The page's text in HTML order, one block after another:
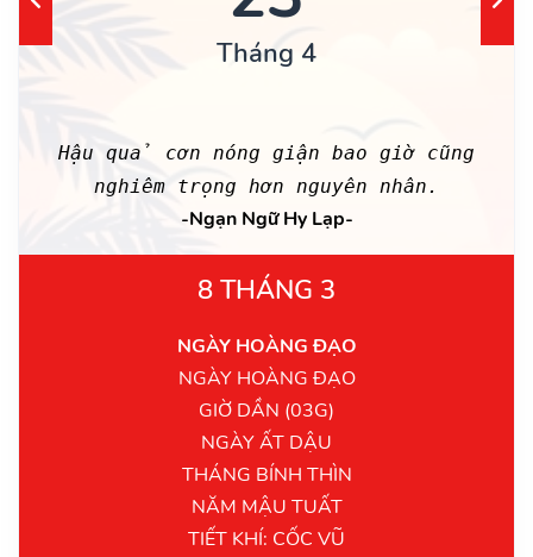
Tháng 4
Hậu quả cơn nóng giận bao giờ cũng
nghiêm trọng hơn nguyên nhân.
-Ngạn Ngữ Hy Lạp-
8 THÁNG 3
NGÀY HOÀNG ĐẠO
NGÀY HOÀNG ĐẠO
GIỜ DẦN (03G)
NGÀY ẤT DẬU
THÁNG BÍNH THÌN
NĂM MẬU TUẤT
TIẾT KHÍ: CỐC VŨ